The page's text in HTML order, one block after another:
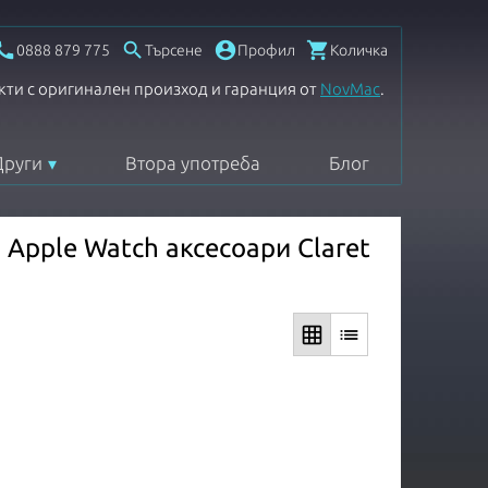
0888 879 775  Търсене Профил Количка
с оригинален произход и гаранция от NovMac.
Втора употреба Блог
Apple Watch аксесоари Claret
grid_on list